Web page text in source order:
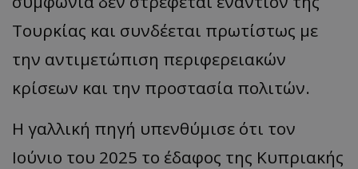
Τουρκίας και συνδέεται πρωτίστως με
την αντιμετώπιση περιφερειακών
κρίσεων και την προστασία πολιτών.
Η γαλλική πηγή υπενθύμισε ότι τον
Ιούνιο του 2025 το έδαφος της Κυπριακής